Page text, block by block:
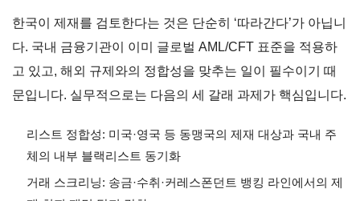
한국이 제재를 검토한다는 것은 단순히 ‘따라간다’가 아닙니
다. 국내 금융기관이 이미 글로벌 AML/CFT 표준을 적용하
고 있고, 해외 규제와의 정합성을 맞추는 일이 필수이기 때
문입니다. 실무적으로는 다음의 세 갈래 과제가 핵심입니다.
리스트 정합성: 미국·영국 등 동맹국의 제재 대상과 국내 주
체의 내부 블랙리스트 동기화
거래 스크리닝: 송금·수취·커레스폰던트 뱅킹 라인에서의 제